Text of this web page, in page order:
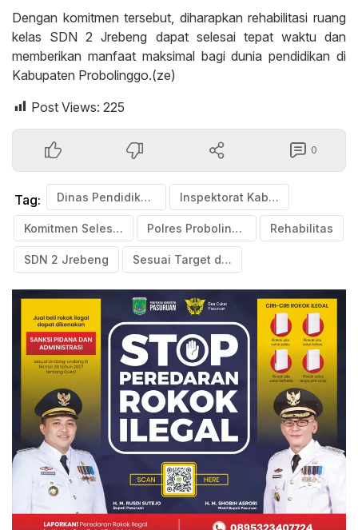
Dengan komitmen tersebut, diharapkan rehabilitasi ruang
kelas SDN 2 Jrebeng dapat selesai tepat waktu dan
memberikan manfaat maksimal bagi dunia pendidikan di
Kabupaten Probolinggo.(ze)
Post Views: 225
0
Tag: Dinas Pendidikan Kabupaten Probolinggo Inspektorat Kabupaten Probolinggo
Komitmen Selesaikan Polres Probolinggo Rehabilitas
SDN 2 Jrebeng Sesuai Target dan Aturan